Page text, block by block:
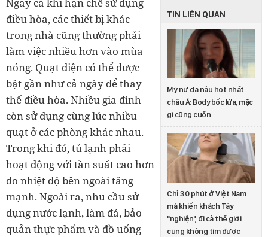
TIN LIÊN QUAN
Mỹ nữ da nâu hot nhất
châu Á: Body bốc lửa, mặc
gì cũng cuốn
Chỉ 30 phút ở Việt Nam
mà khiến khách Tây
"nghiện", đi cả thế giới
cũng không tìm được
điều hòa, các thiết bị khác
trong nhà cũng thường phải
làm việc nhiều hơn vào mùa
nóng. Quạt điện có thể được
bật gần như cả ngày để thay
thế điều hòa. Nhiều gia đình
còn sử dụng cùng lúc nhiều
quạt ở các phòng khác nhau.
Trong khi đó, tủ lạnh phải
hoạt động với tần suất cao hơn
do nhiệt độ bên ngoài tăng
mạnh. Ngoài ra, nhu cầu sử
dụng nước lạnh, làm đá, bảo
quản thực phẩm và đồ uống